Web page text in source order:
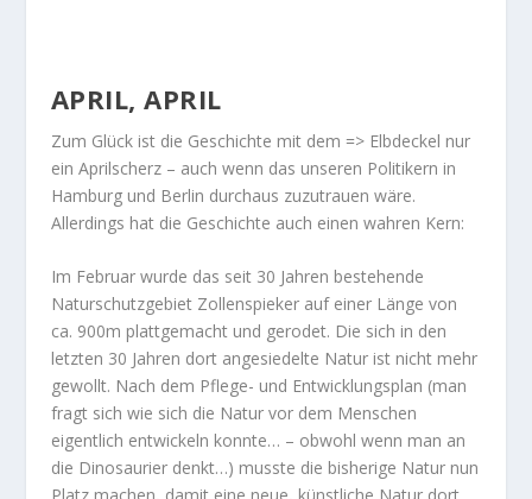
APRIL, APRIL
Zum Glück ist die Geschichte mit dem => Elbdeckel nur
ein Aprilscherz – auch wenn das unseren Politikern in
Hamburg und Berlin durchaus zuzutrauen wäre.
Allerdings hat die Geschichte auch einen wahren Kern:
Im Februar wurde das seit 30 Jahren bestehende
Naturschutzgebiet Zollenspieker auf einer Länge von
ca. 900m plattgemacht und gerodet. Die sich in den
letzten 30 Jahren dort angesiedelte Natur ist nicht mehr
gewollt. Nach dem Pflege- und Entwicklungsplan (man
fragt sich wie sich die Natur vor dem Menschen
eigentlich entwickeln konnte… – obwohl wenn man an
die Dinosaurier denkt…) musste die bisherige Natur nun